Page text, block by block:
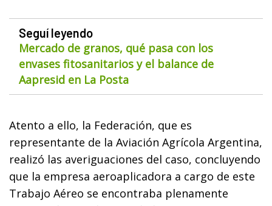
Seguí leyendo
Mercado de granos, qué pasa con los
envases fitosanitarios y el balance de
Aapresid en La Posta
Atento a ello, la Federación, que es
representante de la Aviación Agrícola Argentina,
realizó las averiguaciones del caso, concluyendo
que la empresa aeroaplicadora a cargo de este
Trabajo Aéreo se encontraba plenamente